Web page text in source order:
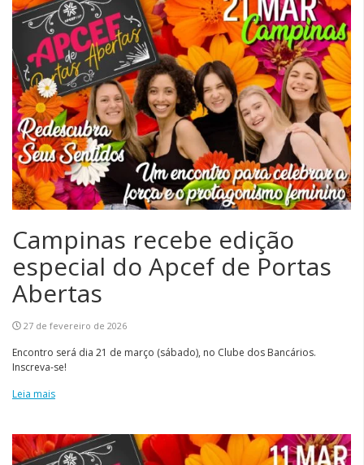
Campinas recebe edição
especial do Apcef de Portas
Abertas
27 de fevereiro de 2026
Encontro será dia 21 de março (sábado), no Clube dos Bancários.
Inscreva-se!
Leia mais